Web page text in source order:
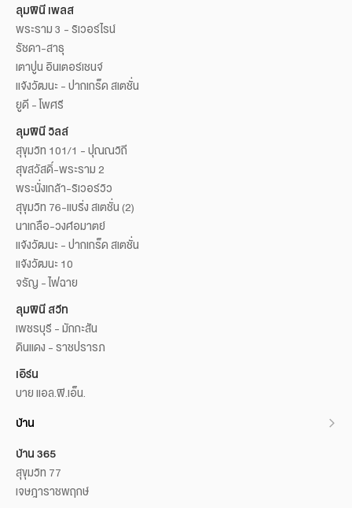
ลุมพินี เพลส
พระราม 3 - ริเวอร์ไรน์
รัชดา-สาธุ
เตาปูน อินเตอร์เชนจ์
แจ้งวัฒนะ - ปากเกร็ด สเตชั่น
ยูดี - โพศรี
ลุมพินี วิลล์
สุขุมวิท 101/1 - ปุณณวิถี
สุขสวัสดิ์-พระราม 2
พระนั่งเกล้า-ริเวอร์วิว
สุขุมวิท 76-แบริ่ง สเตชั่น (2)
นาเกลือ-วงศ์อมาตย์
แจ้งวัฒนะ - ปากเกร็ด สเตชั่น
แจ้งวัฒนะ 10
จรัญ - ไฟฉาย
ลุมพินี สวีท
เพชรบุรี - มักกะสัน
ดินแดง - ราชปรารภ
เอิร์น
บาย แอล.พี.เอ็น.
บ้าน
บ้าน 365
สุขุมวิท 77
เจษฎาราชพฤกษ์